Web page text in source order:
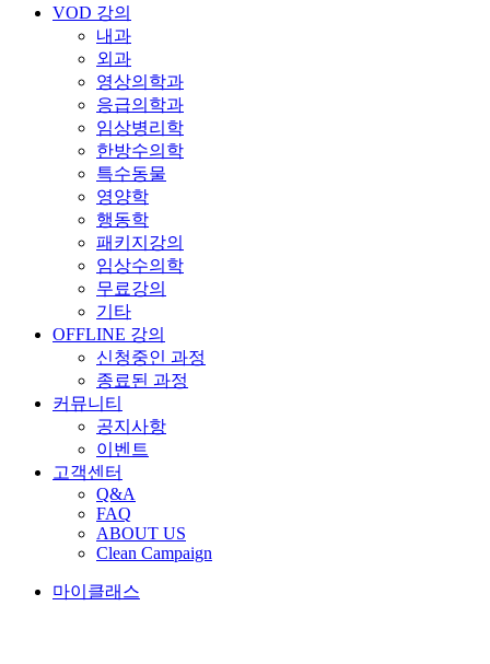
VOD 강의
내과
외과
영상의학과
응급의학과
임상병리학
한방수의학
특수동물
영양학
행동학
패키지강의
임상수의학
무료강의
기타
OFFLINE 강의
신청중인 과정
종료된 과정
커뮤니티
공지사항
이벤트
고객센터
Q&A
FAQ
ABOUT US
Clean Campaign
마이클래스